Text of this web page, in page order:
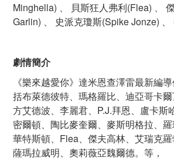
Minghella) 、 貝斯狂人弗利(Flea) 、
Garlin) 、 史派克瓊斯(Spike Jonze) 、
劇情簡介
《樂來越愛你》達米恩查澤雷最新編
括布萊德彼特、瑪格羅比、迪亞哥卡
方艾德波、李麗君、P.J.拜恩、盧卡斯
密爾頓、陶比麥奎爾、麥斯明格拉、
華特斯頓、Flea、傑夫高林、艾瑞克羅
薩瑪拉威明、奧莉薇亞魏爾德。等，